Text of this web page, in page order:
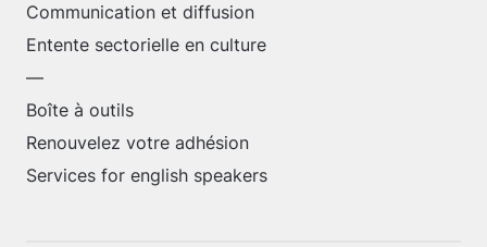
Communication et diffusion
Entente sectorielle en culture
—
Boîte à outils
Renouvelez votre adhésion
Services for english speakers